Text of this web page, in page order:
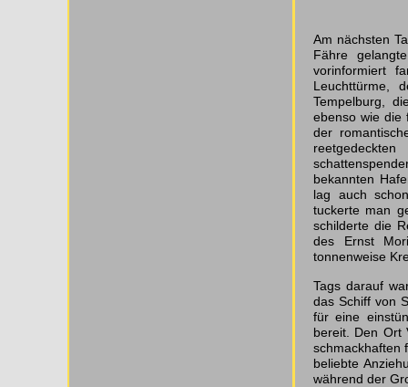
Am nächsten
Fähre
vorinformiert
Leuchttürme,
Tempelburg,
ebenso wie die
der
bekannten
lag auch
tuckerte man
schilderte die
des Ernst
tonnenweise
Tags darauf
das Schiff von
für eine
bereit. Den Ort
schmackhaften
beliebte
während der